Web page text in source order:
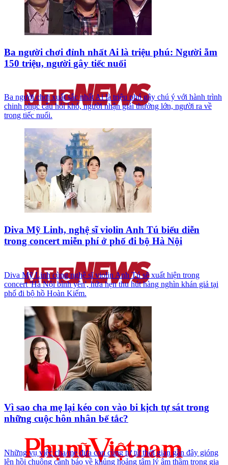
Ba người chơi đỉnh nhất Ai là triệu phú: Người ẵm
150 triệu, người gây tiếc nuối
Ba người chơi xuất sắc nhất Ai là triệu phú gây chú ý với hành trình
chinh phục câu hỏi khó, người nhận giải thưởng lớn, người ra về
trong tiếc nuối.
Diva Mỹ Linh, nghệ sĩ violin Anh Tú biểu diễn
trong concert miễn phí ở phố đi bộ Hà Nội
Diva Mỹ Linh cùng nghệ sĩ violin Anh Tú sẽ xuất hiện trong
concert 'Hà Nội bình yên', hứa hẹn thu hút hàng nghìn khán giả tại
phố đi bộ hồ Hoàn Kiếm.
Vì sao cha mẹ lại kéo con vào bi kịch tự sát trong
những cuộc hôn nhân bế tắc?
Những vụ việc cha/mẹ đưa con cùng tự tử thời gian gần đây gióng
lên hồi chuông cảnh báo về khủng hoảng tâm lý âm thầm trong gia